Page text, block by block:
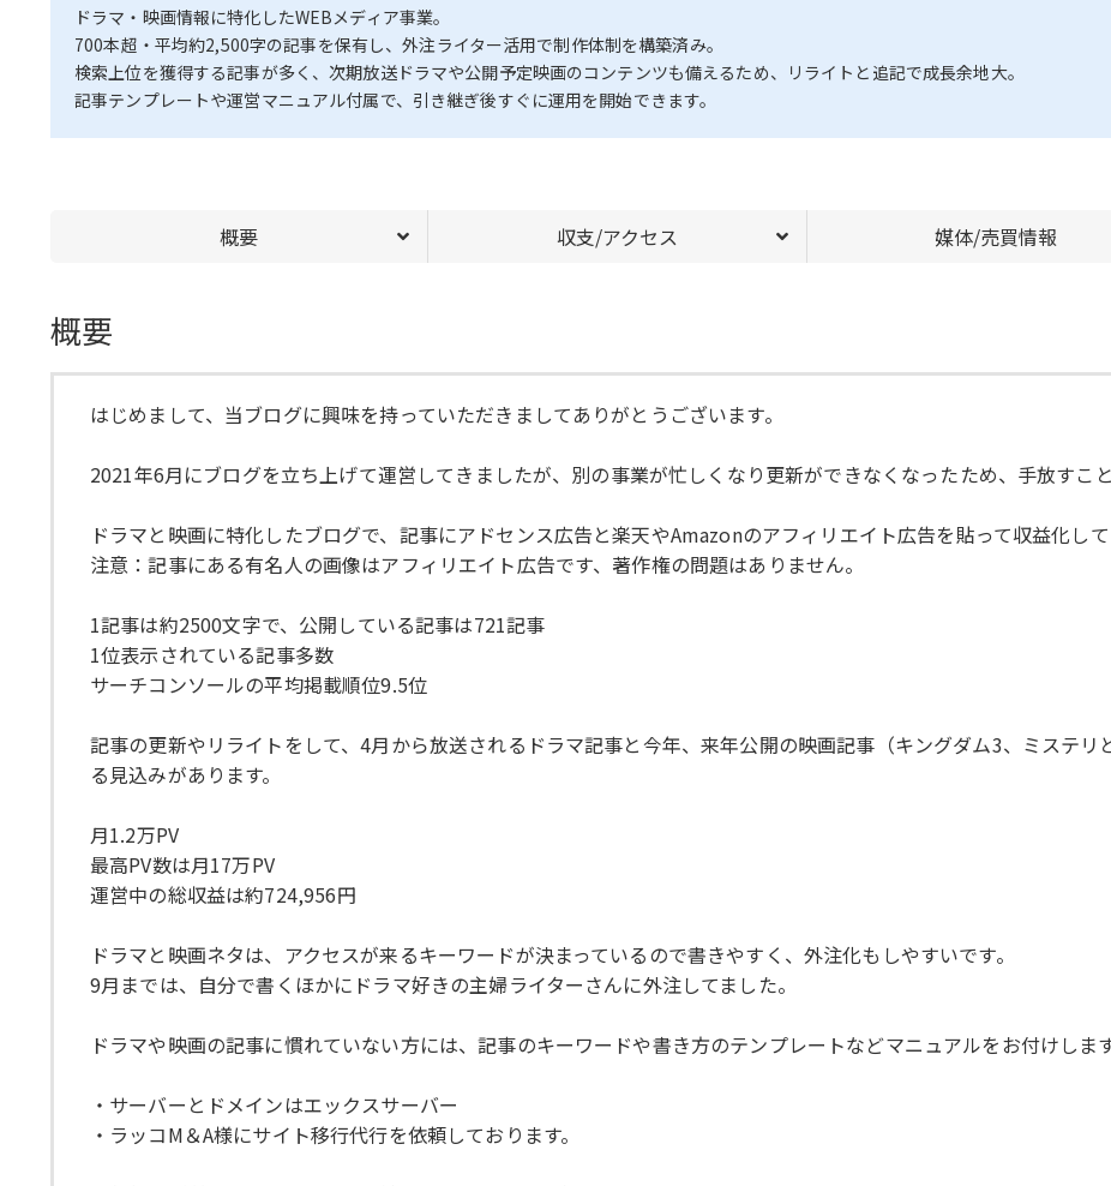
ドラマ・映画情報に特化したWEBメディア事業。
700本超・平均約2,500字の記事を保有し、外注ライター活用で制作体制を構築済み。
検索上位を獲得する記事が多く、次期放送ドラマや公開予定映画のコンテンツも備えるため、リライトと追記で成長余地大。
記事テンプレートや運営マニュアル付属で、引き継ぎ後すぐに運用を開始できます。
概要 収支/アクセス 媒体/売買情報
概要
はじめまして、当ブログに興味を持っていただきましてありがとうございます。
2021年6月にブログを立ち上げて運営してきましたが、別の事業が忙しくなり更新ができなくなったため、手放すこ
ドラマと映画に特化したブログで、記事にアドセンス広告と楽天やAmazonのアフィリエイト広告を貼って収益化して
注意：記事にある有名人の画像はアフィリエイト広告です、著作権の問題はありません。
1記事は約2500文字で、公開している記事は721記事
1位表示されている記事多数
サーチコンソールの平均掲載順位9.5位
記事の更新やリライトをして、4月から放送されるドラマ記事と今年、来年公開の映画記事（キングダム3、ミステ
る見込みがあります。
月1.2万PV
最高PV数は月17万PV
運営中の総収益は約724,956円
ドラマと映画ネタは、アクセスが来るキーワードが決まっているので書きやすく、外注化もしやすいです。
9月までは、自分で書くほかにドラマ好きの主婦ライターさんに外注してました。
ドラマや映画の記事に慣れていない方には、記事のキーワードや書き方のテンプレートなどマニュアルをお付けします
・サーバーとドメインはエックスサーバー
・ラッコM＆A様にサイト移行代行を依頼しております。